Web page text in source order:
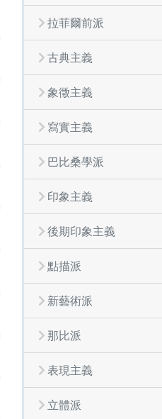
拉菲爾前派
古典主義
象徵主義
寫實主義
巴比桑學派
印象主義
後期印象主義
點描派
新藝術派
那比派
表現主義
立體派